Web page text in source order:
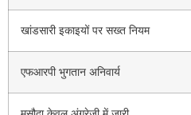
खांडसारी इकाइयों पर सख्त नियम
एफआरपी भुगतान अनिवार्य